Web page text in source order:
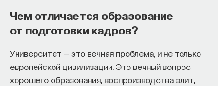
Чем отличается образование
от подготовки кадров?
Университет — это вечная проблема, и не только
европейской цивилизации. Это вечный вопрос
хорошего образования, воспроизводства элит,
В ходе работы с научным сообществом Ивар
индустрии испытывают кадровый голод,
особенно молодые deep tech и биотех компании.
Исследование аудитории ПостНауки